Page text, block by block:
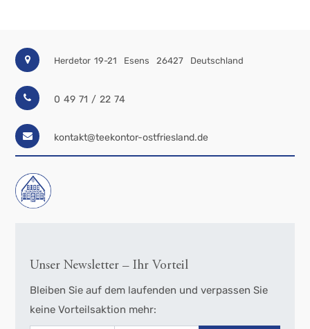
Herdetor 19-21 Esens 26427 Deutschland
0 49 71 / 22 74
kontakt@teekontor-ostfriesland.de
Unser Newsletter – Ihr Vorteil
Bleiben Sie auf dem laufenden und verpassen Sie
keine Vorteilsaktion mehr: